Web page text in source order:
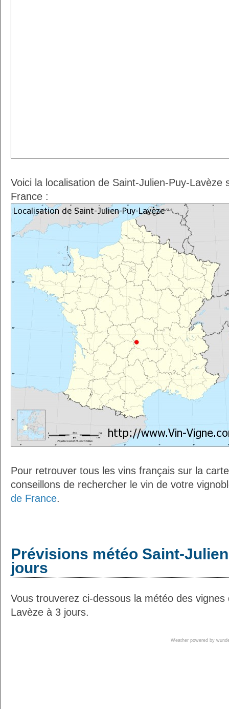
Voici la localisation de Saint-Julien-Puy-Lavèze
France :
Pour retrouver tous les vins français sur la
conseillons de rechercher le vin de votre
de France.
Prévisions météo Saint-
jours
Vous trouverez ci-dessous la météo des vignes
Lavèze à 3 jours.
Weather powered by